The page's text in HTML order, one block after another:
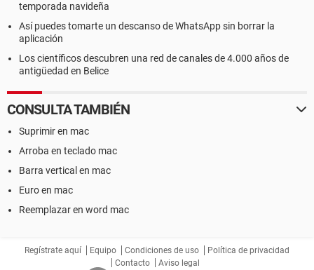
temporada navideña
Así puedes tomarte un descanso de WhatsApp sin borrar la
aplicación
Los científicos descubren una red de canales de 4.000 años de
antigüedad en Belice
CONSULTA TAMBIÉN
Suprimir en mac
Arroba en teclado mac
Barra vertical en mac
Euro en mac
Reemplazar en word mac
Regístrate aquí Equipo Condiciones de uso
Política de privacidad
Contacto
Aviso legal